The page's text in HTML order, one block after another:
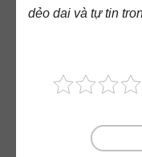
dẻo dai và tự tin